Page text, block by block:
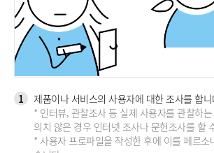
1
제품이나 서비스의 사용자에 대한 조사를 합
* 인터뷰, 관찰조사 등 실제 사용자를 관찰하
의치 않은 경우 인터넷 조사나 문헌조사를 할
* 사용자 프로파일을 작성한 후에 이를 페르소